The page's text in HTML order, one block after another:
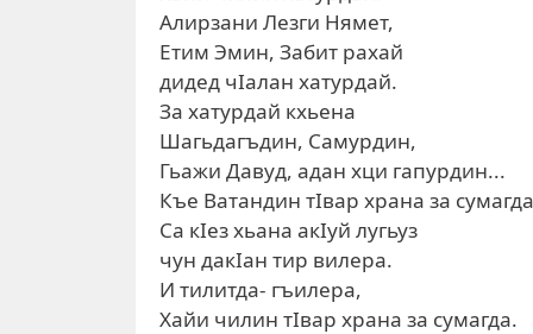
Алирзани Лезги Нямет,
Етим Эмин, Забит рахай
дидед чIалан хатурдай.
За хатурдай кхьена
Шагьдагъдин, Самурдин,
Гьажи Давуд, адан хци гапурдин...
Къе Ватандин тIвар храна за
Са кIез хьана акIуй лугьуз
чун дакIан тир вилера.
И тилитда- гъилера,
Хайи чилин тIвар храна за сумагда.